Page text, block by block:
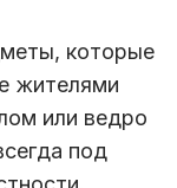
которые
жителями
или ведро
под